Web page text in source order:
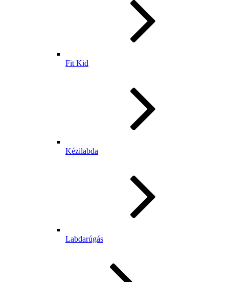
Fit Kid
Kézilabda
Labdarúgás